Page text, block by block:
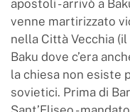
apostoli - arrivò a
venne martirizzato
nella Città Vecchia
Baku dove c’era
la chiesa non esiste
sovietici. Prima di